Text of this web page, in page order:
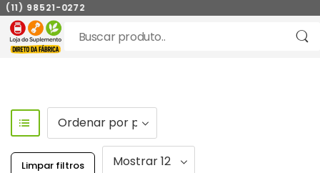
98521-0272
Limpar filtros